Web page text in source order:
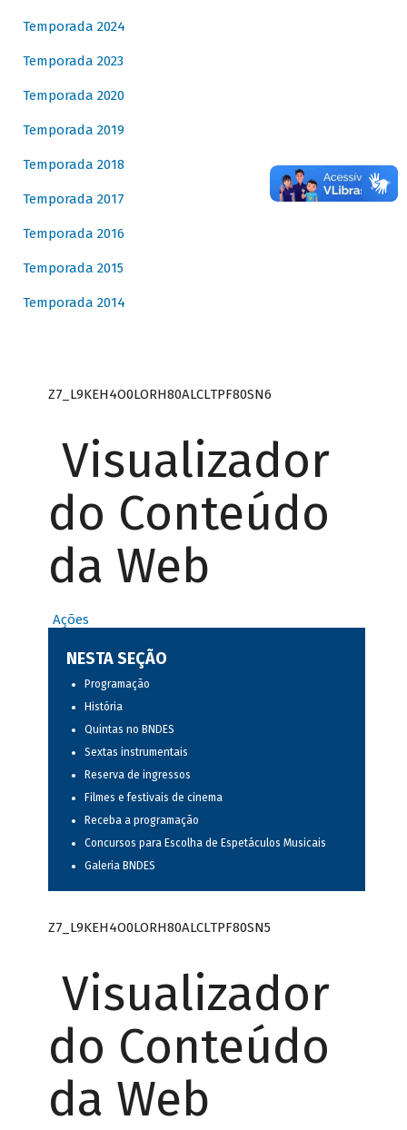
Temporada 2024
Temporada 2023
Temporada 2020
Temporada 2019
Temporada 2018
Temporada 2017
Temporada 2016
Temporada 2015
Temporada 2014
Z7_L9KEH4O0LORH80ALCLTPF80SN6
Visualizador
do Conteúdo
da Web
Ações
NESTA SEÇÃO
Programação
História
Quintas no BNDES
Sextas instrumentais
Reserva de ingressos
Filmes e festivais de cinema
Receba a programação
Concursos para Escolha de Espetáculos Musicais
Galeria BNDES
Z7_L9KEH4O0LORH80ALCLTPF80SN5
Visualizador
do Conteúdo
da Web